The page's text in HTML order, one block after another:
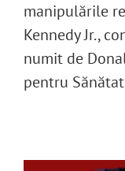
manipulările
Kennedy Jr.,
numit de
pentru